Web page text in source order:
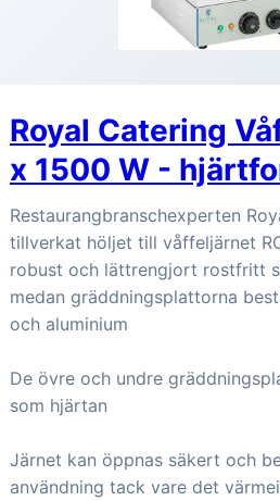
Royal Catering
x 1500 W -
Restaurangbranschexperten
tillverkat höljet till våffeljärnet
robust och lättrengjort rostfritt
medan gräddningsplattorna
och aluminium
De övre och undre
som hjärtan
Järnet kan öppnas säkert och
användning tack vare det